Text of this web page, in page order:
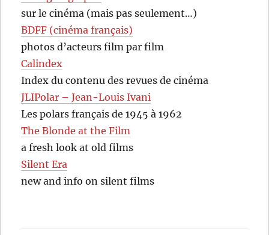
sur le cinéma (mais pas seulement…)
BDFF (cinéma français)
photos d’acteurs film par film
Calindex
Index du contenu des revues de cinéma
JLIPolar – Jean-Louis Ivani
Les polars français de 1945 à 1962
The Blonde at the Film
a fresh look at old films
Silent Era
new and info on silent films